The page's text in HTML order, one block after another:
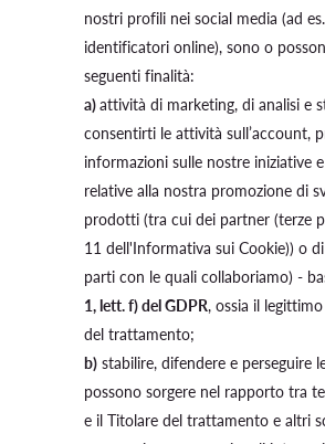
nostri profili nei social media (ad
identificatori online), sono o
seguenti finalità:
a)attività di marketing, di analisi e
consentirti le attività sull’account,
informazioni sulle nostre iniziative
relative alla nostra promozione di
prodotti (tra cui dei partner (terze
11 dell'Informativa sui Cookie)) o
parti con le quali collaboriamo) -
1, lett. f) del GDPR, ossia il
del trattamento;
b) stabilire, difendere e perseguire
possono sorgere nel rapporto tra te
e il Titolare del trattamento e altri